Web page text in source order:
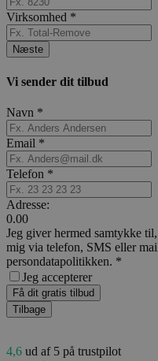
Virksomhed *
Næste
Vi sender dit tilbud
Navn *
Email *
Telefon *
Adresse:
0.00
Jeg giver hermed samtykke
mig via telefon, SMS eller
persondatapolitikken. *
Jeg accepterer
Få dit gratis tilbud
Tilbage
4,6 ud af 5 på trustpilot